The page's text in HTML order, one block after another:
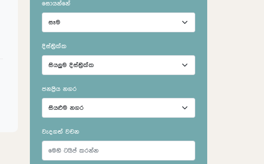
සොයන්නේ
දිස්ත්‍රික්ක
ජනප්‍රිය නගර
වැදගත් වචන